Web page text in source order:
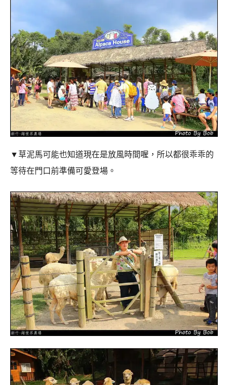
▼草泥馬可能也知道現在是放風時間喔，所以都很乖乖的
等待在門口前準備可愛登場。